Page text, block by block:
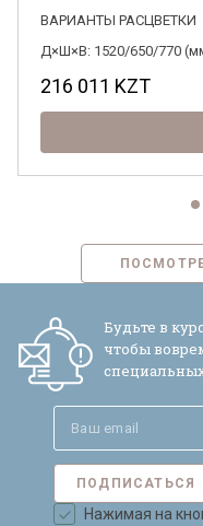
ВАРИАНТЫ РАСЦВЕТКИ
Д×Ш×В: 1520/650/770
216 011 KZT
Будьте в
чтобы
ПОДПИСАТЬСЯ
Нажимая на